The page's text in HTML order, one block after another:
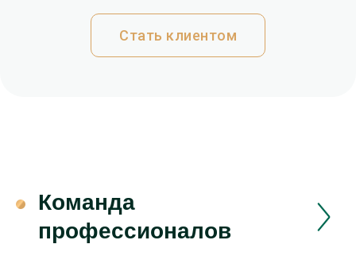
Стать клиентом
Команда
профессионалов